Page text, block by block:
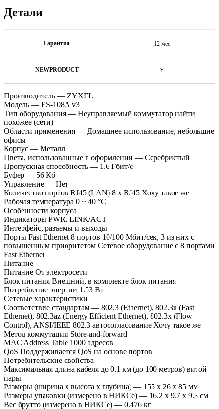
Детали
Гарантия 12 мес
NEWPRODUCT Y
Производитель — ZYXEL
Модель — ES-108A v3
Тип оборудования — Неуправляемый коммутатор найти
похожее (сети)
Области применения — Домашнее использование, небольшие
офисы
Корпус — Металл
Цвета, использованные в оформлении — Серебристый
Пропускная способность — 1.6 Гбит/с
Буфер — 56 Кб
Управление — Нет
Количество портов RJ45 (LAN) 8 x RJ45 Хочу такое же
Рабочая температура 0 ~ 40 °C
Особенности корпуса
Индикаторы PWR, LINK/ACT
Интерфейс, разъемы и выходы
Порты Fast Ethernet 8 портов 10/100 Мбит/сек, 3 из них с
повышенным приоритетом Сетевое оборудование с 8 портами
Fast Ethernet
Питание
Питание От электросети
Блок питания Внешний, в комплекте блок питания
Потребление энергии 1.53 Вт
Сетевые характеристики
Соответствие стандартам — 802.3 (Ethernet), 802.3u (Fast
Ethernet), 802.3az (Energy Efficient Ethernet), 802.3x (Flow
Control), ANSI/IEEE 802.3 автосогласование Хочу такое же
Метод коммутации Store-and-forward
MAC Address Table 1000 адресов
QoS Поддерживается QoS на основе портов.
Потребительские свойства
Максимальная длина кабеля до 0.1 км (до 100 метров) витой
пары
Размеры (ширина x высота x глубина) — 155 x 26 x 85 мм
Размеры упаковки (измерено в НИКСе) — 16.2 x 9.7 x 9.3 см
Вес брутто (измерено в НИКСе) — 0.476 кг